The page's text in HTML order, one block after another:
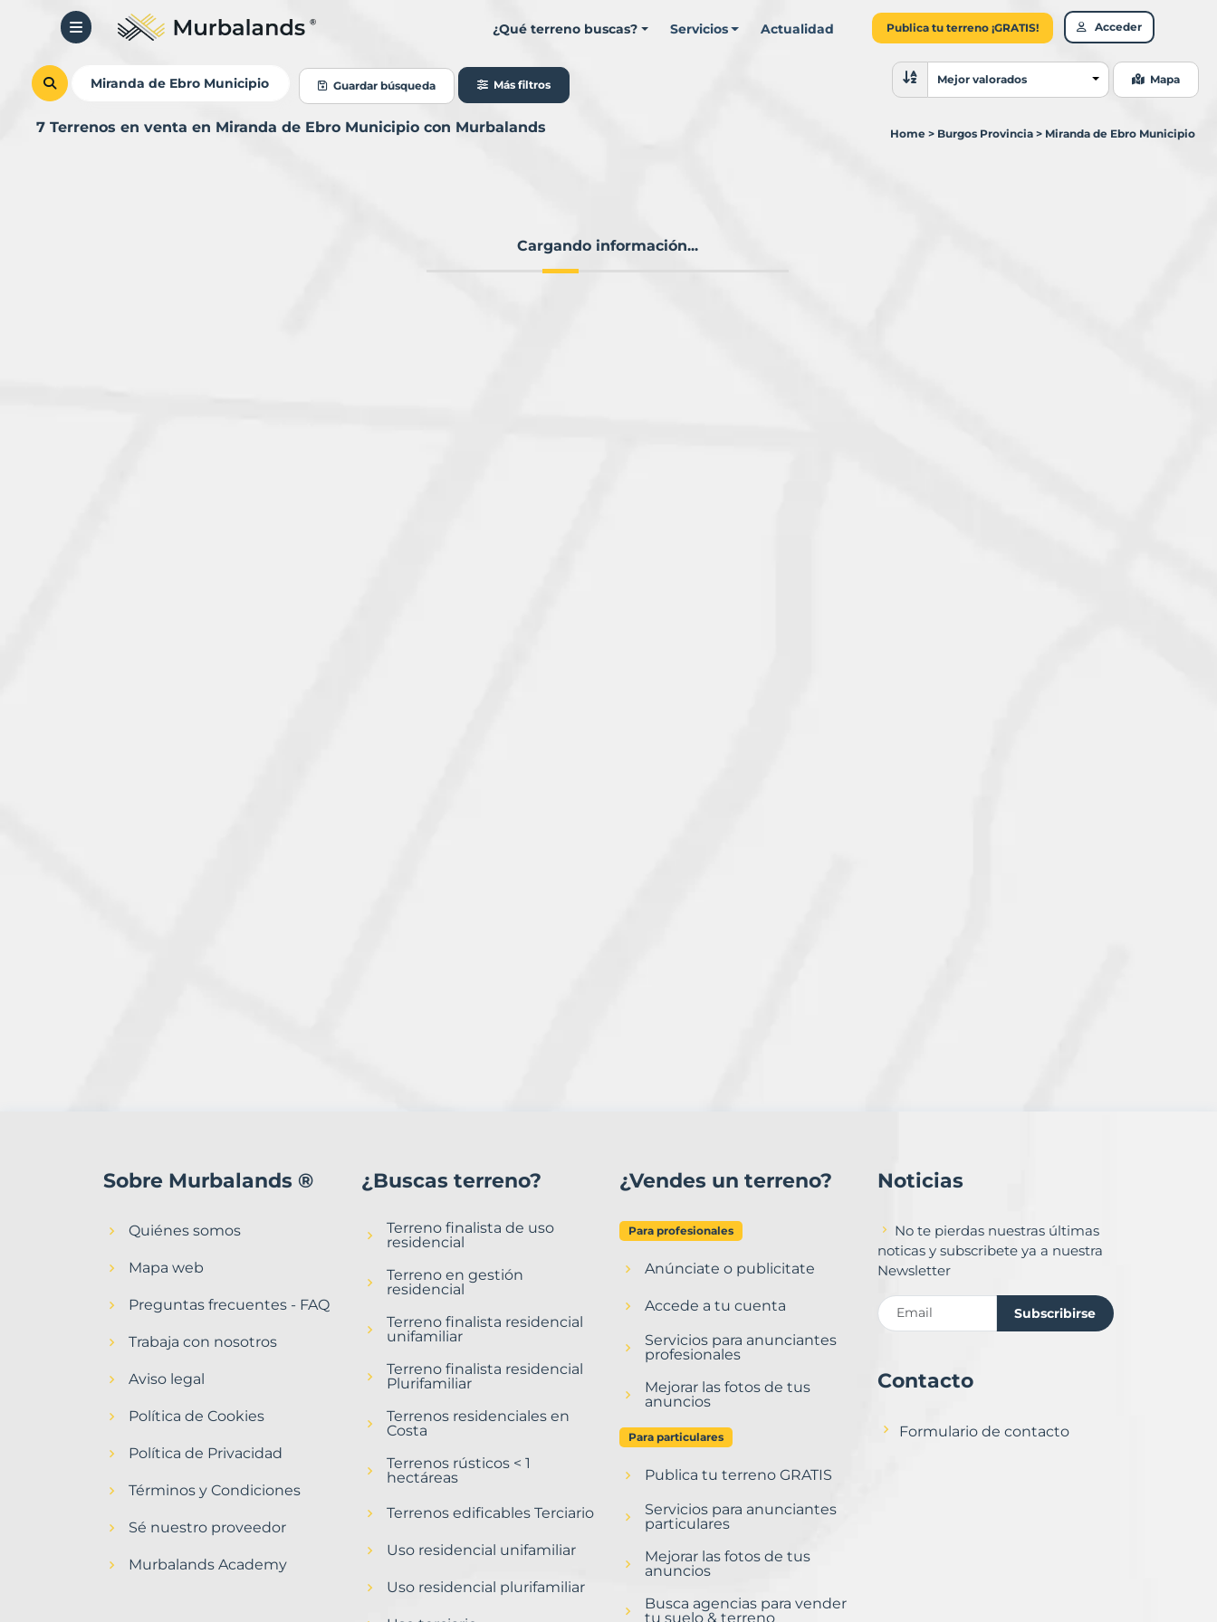
¿Qué terreno buscas? Servicios Actualidad Publica tu terreno ¡GRATIS! Acceder
Guardar búsqueda Más filtros
Ordenar resultados
Mejor valorados Mapa
7 Terrenos en venta en Miranda de Ebro Municipio con Murbalands Home > Burgos Provincia > Miranda de Ebro Municipio
Cargando información...
Murbalands
Sobre Murbalands ®
Quiénes somos
Mapa web
Preguntas frecuentes - FAQ
Trabaja con nosotros
Aviso legal
Política de Cookies
Política de Privacidad
Términos y Condiciones
Sé nuestro proveedor
Murbalands Academy
¿Buscas terreno?
Terreno finalista de uso
residencial
Terreno en gestión
residencial
Terreno finalista residencial
unifamiliar
Terreno finalista residencial
Plurifamiliar
Terrenos residenciales en
Costa
Terrenos rústicos < 1
hectáreas
Terrenos edificables Terciario
Uso residencial unifamiliar
Uso residencial plurifamiliar
¿Vendes un terreno?
Para profesionales
Anúnciate o publicitate
Accede a tu cuenta
Servicios para anunciantes
profesionales
Mejorar las fotos de tus
anuncios
Para particulares
Publica tu terreno GRATIS
Servicios para anunciantes
particulares
Mejorar las fotos de tus
anuncios
Busca agencias para vender
tu suelo & terreno
Noticias
No te pierdas nuestras últimas
noticas y subscribete ya a nuestra
Newsletter
Subscribirse
Contacto
Formulario de contacto